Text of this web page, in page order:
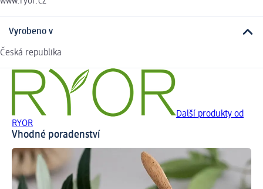
Vyrobeno v
Česká republika
Další produkty od
RYOR
Vhodné poradenství